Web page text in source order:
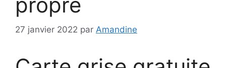
27 janvier 2022 par Amandine